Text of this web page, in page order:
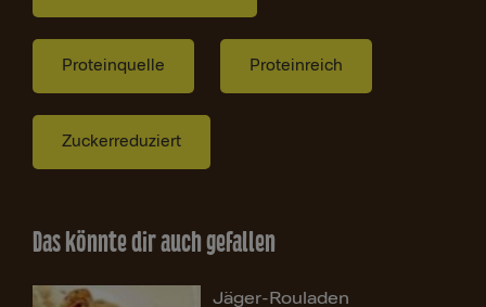
Proteinquelle Proteinreich
Zuckerreduziert
Das könnte dir auch gefallen
Jäger-Rouladen